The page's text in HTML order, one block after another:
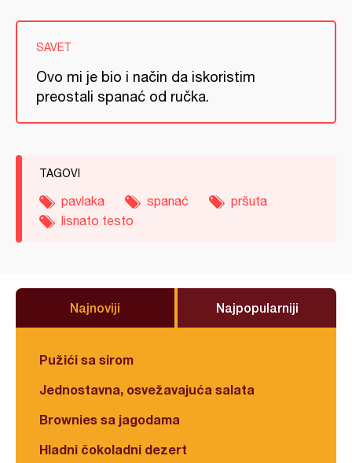
SAVET
Ovo mi je bio i način da iskoristim
preostali spanać od ručka.
TAGOVI
pavlaka spanać
pršuta
lisnato testo
Najnoviji Najpopularniji
Pužići sa sirom
Jednostavna, osvežavajuća salata
Brownies sa jagodama
Hladni čokoladni dezert